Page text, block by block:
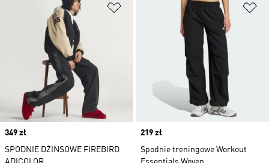
Dodaj do listy życzeń
Price
349 zł
SPODNIE DŻINSOWE FIREBIRD
Price
219 zł
Spodnie treningowe Workout